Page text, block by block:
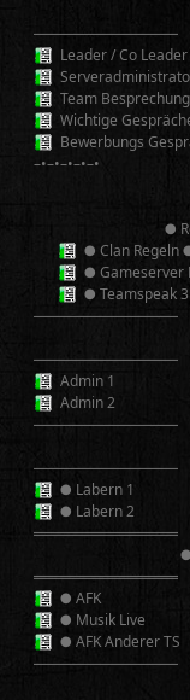
──────────
Leader / Co Leader
Team Besprechung
Wichtige
Bewerbungs
–•–•–•–•–•
●
● Clan Regeln
● Gameserver
● Teamspeak
──────────
──────────
Admin 1
Admin 2
──────────
──────────
● Labern 1
● Labern 2
══════════
══════════
● AFK
● Musik Live
● AFK Anderer TS
──────────